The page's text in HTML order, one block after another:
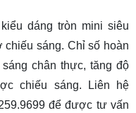
kiểu dáng tròn mini siêu
sáng. Chỉ số hoàn
chân thực, tăng độ
chiếu sáng. Liên hệ
để được tư vấn